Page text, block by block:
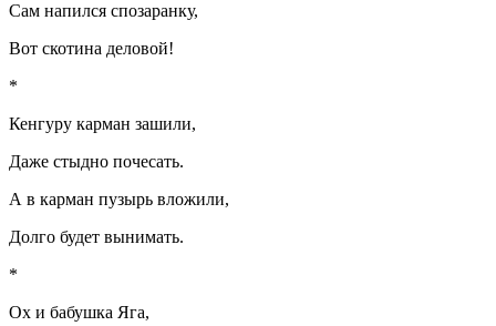
Сам напился спозаранку,
Вот скотина деловой!
*
Кенгуру карман зашили,
Даже стыдно почесать.
А в карман пузырь вложили,
Долго будет вынимать.
*
Ох и бабушка Яга,